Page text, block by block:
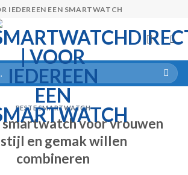
IEDEREEN EEN SMARTWATCH
BESTE SMARTWATCH
voor vrouwen
en gemak willen
combineren